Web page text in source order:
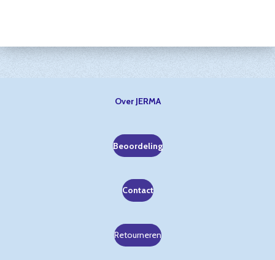
Over JERMA
Beoordeling
Contact
Retourneren